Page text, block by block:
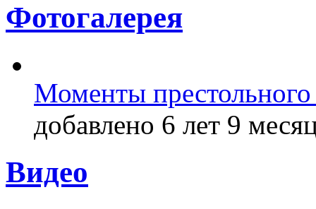
Фотогалерея
Моменты
добавлено 6 лет 9
Видео